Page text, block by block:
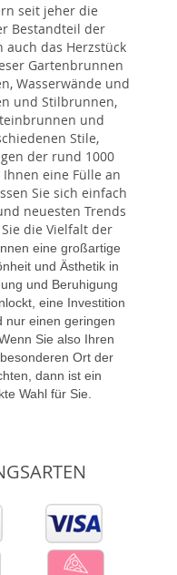
seit jeher die
Bestandteil der
das Herzstück
Gartenbrunnen
Wasserwände und
und Stilbrunnen,
und
Stile,
der rund 1000
eine Fülle an
Sie sich einfach
neuesten Trends
die Vielfalt der
eine großartige
und Ästhetik in
und Beruhigung
eine Investition
nur einen geringen
Sie also Ihren
Ort der
dann ist ein
Wahl für Sie.